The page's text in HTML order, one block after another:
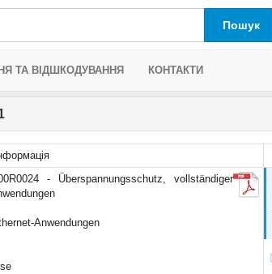
Пошук
ТА ВІДШКОДУВАННЯ КОНТАКТИ
- Überspannungsschutz, vollständiger
Anwendungen